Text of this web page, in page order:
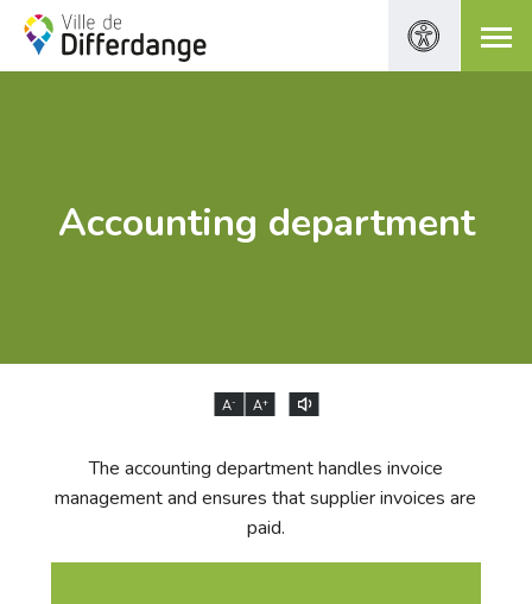
Accounting department
A- A+
The accounting department handles invoice
management and ensures that supplier invoices are
paid.